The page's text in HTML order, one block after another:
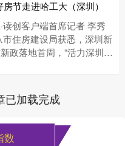
房节走进哈工大（深圳）
读创客户端首席记者 李秀
市住房建设局获悉，深圳新
政落地首周，“活力深圳·
已加载完成
数